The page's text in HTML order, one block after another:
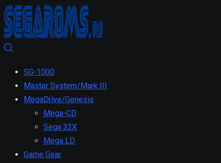
SG-1000
Master System/Mark III
MegaDrive/Genesis
Mega-CD
Sega 32X
Mega LD
Game Gear